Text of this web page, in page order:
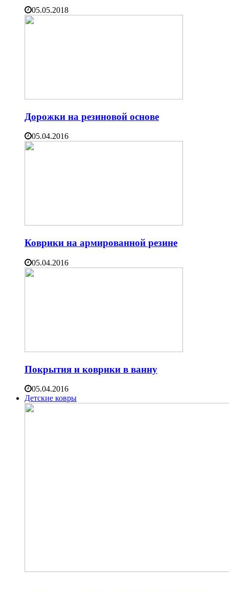
05.05.2018
Дорожки на резиновой основе
05.04.2016
Коврики на армированной резине
05.04.2016
Покрытия и коврики в ванну
05.04.2016
Детские ковры